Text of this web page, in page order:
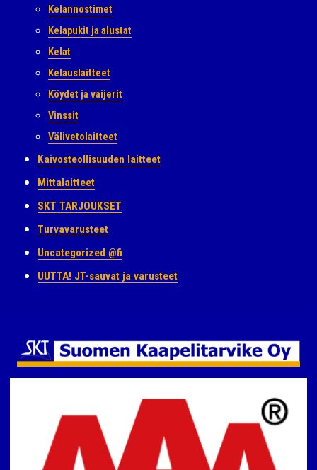
Kelannostimet
Kelapukit ja alustat
Kelat
Kelauslaitteet
Köydet ja vaijerit
Vinssit
Välivetolaitteet
Kaivosteollisuuden laitteet
Mittalaitteet
SKT TARJOUKSET
Turvavarusteet
Uncategorized @fi
UUTTA! JT-sauvat ja varusteet